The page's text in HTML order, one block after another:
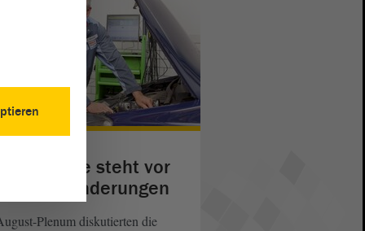
steht vor
Veränderungen
Plenum diskutierten die